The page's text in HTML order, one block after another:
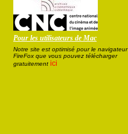
Pour les utilisateurs de Mac
Notre site est optimisé pour le navigateur
FireFox que vous pouvez télécharger
gratuitement ici